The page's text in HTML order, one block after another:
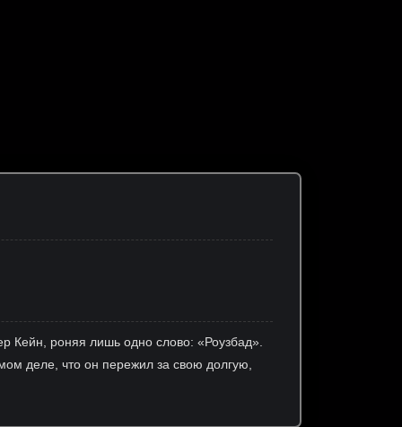
Кейн, роняя лишь одно слово: «Роузбад».
деле, что он пережил за свою долгую,